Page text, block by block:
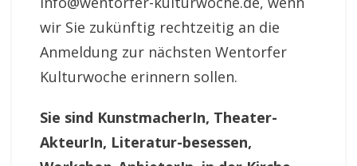
wir Sie zukünftig rechtzeitig an die
Anmeldung zur nächsten Wentorfer
Kulturwoche erinnern sollen.
Sie sind KunstmacherIn, Theater-
AkteurIn, Literatur-besessen,